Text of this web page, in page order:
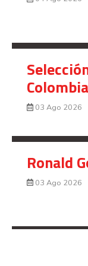
Colombia
03 Ago 2026
Ronald
03 Ago 2026